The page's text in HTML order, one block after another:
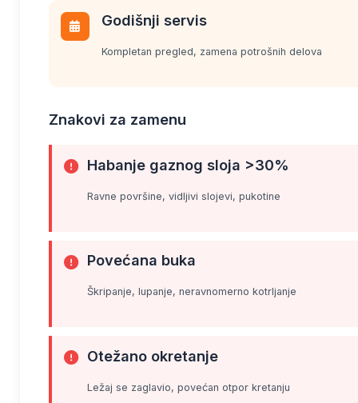
Godišnji servis
Kompletan pregled, zamena potrošnih delova
Znakovi za zamenu
Habanje gaznog sloja >30%
Ravne površine, vidljivi slojevi, pukotine
Povećana buka
Škripanje, lupanje, neravnomerno kotrljanje
Otežano okretanje
Ležaj se zaglavio, povećan otpor kretanju